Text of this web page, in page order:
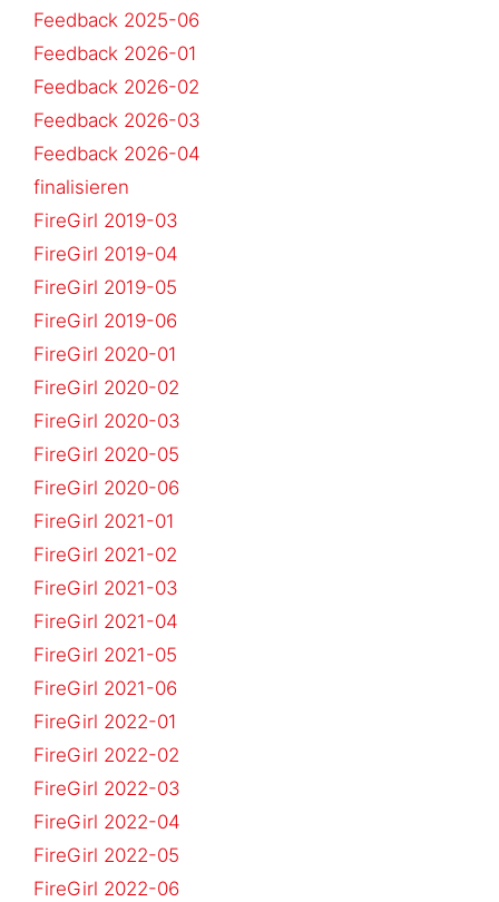
Feedback 2025-06
Feedback 2026-01
Feedback 2026-02
Feedback 2026-03
Feedback 2026-04
finalisieren
FireGirl 2019-03
FireGirl 2019-04
FireGirl 2019-05
FireGirl 2019-06
FireGirl 2020-01
FireGirl 2020-02
FireGirl 2020-03
FireGirl 2020-05
FireGirl 2020-06
FireGirl 2021-01
FireGirl 2021-02
FireGirl 2021-03
FireGirl 2021-04
FireGirl 2021-05
FireGirl 2021-06
FireGirl 2022-01
FireGirl 2022-02
FireGirl 2022-03
FireGirl 2022-04
FireGirl 2022-05
FireGirl 2022-06